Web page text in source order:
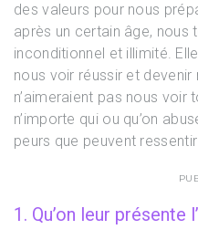
des valeurs pour nous
après un certain âge, nous
inconditionnel et illimité.
nous voir réussir et devenir
n’aimeraient pas nous voir
n’importe qui ou qu’on
peurs que peuvent
1. Qu’on leur présente